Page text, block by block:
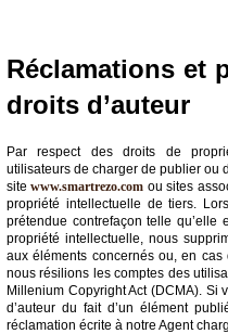
Réclamations et
droits d’auteur
Par respect des droits de
utilisateurs de charger de publier ou
sitewww.smartrezo.com ou sites
propriété intellectuelle de tiers.
prétendue contrefaçon telle
propriété intellectuelle, nous
aux éléments concernés ou, en cas
nous résilions les comptes des
Millenium Copyright Act (DCMA). Si
d’auteur du fait d’un élément
réclamation écrite à notre Agent